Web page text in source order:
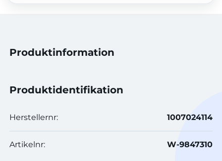
Produktinformation
Produktidentifikation
Herstellernr: 1007024114
Artikelnr: W-9847310